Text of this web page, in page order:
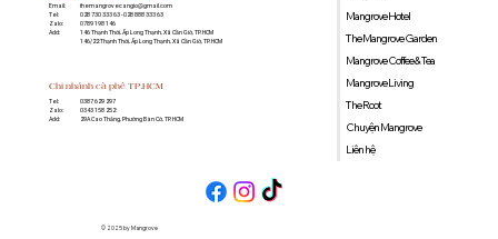
Email:
Tel:
Zalo:
Add:
themangrovecangio@gmail.com
028 730 333 63 - 028 888 333 63
0789 198 146
146 Thạnh Thới, Ấp Long Thạnh, Xã Cần Giờ, TP. HCM
146/22 Thạnh Thới, Ấp Long Thạnh, Xã Cần Giờ, TP. HCM
Mangrove Hotel
The Mangrove Garden
Mangrove Coffee & Tea
Mangrove Living
The Root
Chuyện Mangrove
Liên hệ
Chi nhánh cà phê TP.HCM
Tel:
Zalo:
Add:
0387 629 297
0343 158 252
29A Cao Thắng, Phường Bàn Cờ, TP. HCM
© 2025 by Mangrove